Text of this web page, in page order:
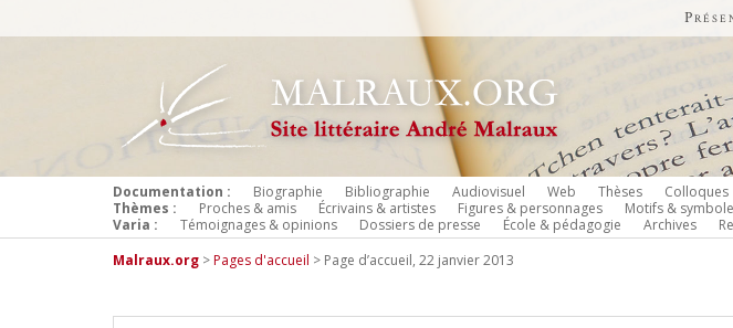
Documentation : Biographie Bibliographie Audiovisuel Web Thèses
Colloques
Thèmes :
Proches & amis Écrivains & artistes Figures & personnages Motifs &
Varia :
Témoignages & opinions Dossiers de presse École & pédagogie Archives
Malraux.org >Pages d'accueil > Page d’accueil, 22 janvier 2013